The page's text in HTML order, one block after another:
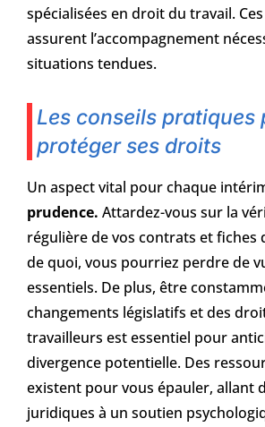
spécialisées en droit du travail.
assurent l’accompagnement
situations tendues.
Les conseils pratiques
protéger ses droits
Un aspect vital pour chaque
prudence. Attardez-vous sur la
régulière de vos contrats et fiches
de quoi, vous pourriez perdre de
essentiels. De plus, être
changements législatifs et des
travailleurs est essentiel pour
divergence potentielle. Des
existent pour vous épauler, allant
juridiques à un soutien